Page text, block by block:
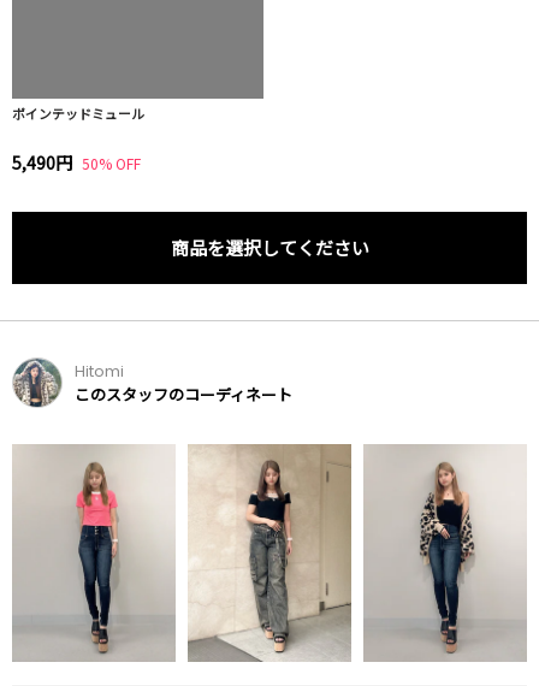
ポインテッドミュール
5,490円 50% OFF
商品を選択してください
Hitomi
このスタッフのコーディネート